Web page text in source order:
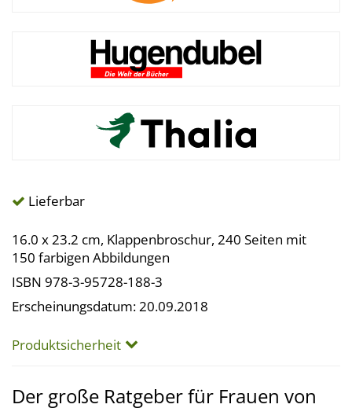
Lieferbar
16.0 x 23.2 cm, Klappenbroschur, 240 Seiten mit
150 farbigen Abbildungen
ISBN 978-3-95728-188-3
Erscheinungsdatum: 20.09.2018
Produktsicherheit
Der große Ratgeber für Frauen von